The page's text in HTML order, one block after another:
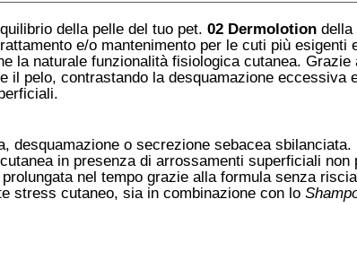
della pelle del tuo pet. 02 Dermolotion della
e/o mantenimento per le cuti più esigenti
la naturale funzionalità fisiologica cutanea. Grazie
il pelo, contrastando la desquamazione eccessiva
.
desquamazione o secrezione sebacea sbilanciata.
in presenza di arrossamenti superficiali non
nel tempo grazie alla formula senza
stress cutaneo, sia in combinazione con lo